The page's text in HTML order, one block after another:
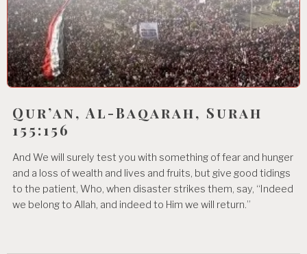
Qur’an, Al-Baqarah, Surah
155:156
And We will surely test you with something of fear and hunger
and a loss of wealth and lives and fruits, but give good tidings
to the patient, Who, when disaster strikes them, say, “Indeed
we belong to Allah, and indeed to Him we will return.”